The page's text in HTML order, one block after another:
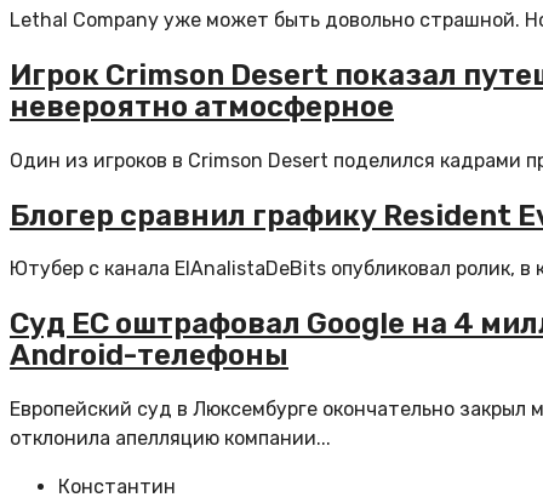
Lethal Company уже может быть довольно страшной.
Игрок Crimson Desert показал
невероятно атмосферное
Один из игроков в Crimson Desert поделился кадрами
Блогер сравнил графику Resident
Ютубер с канала ElAnalistaDeBits опубликовал ролик,
Суд ЕС оштрафовал Google на 4
Android-телефоны
Европейский суд в Люксембурге окончательно
отклонила апелляцию компании...
Константин